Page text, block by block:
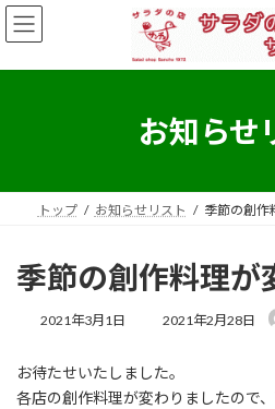
コ
ン
ン
ナ
ビ
ー
お知らせ
トップ お知らせリスト 季節の創作
季節の創作料理が
2021年3月1日
最
新
日
2021年2月28日
お待たせいたしました。
各店の創作料理が変わりましたので